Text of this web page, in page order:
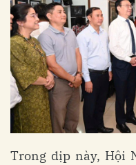
Trong dịp này, Hội